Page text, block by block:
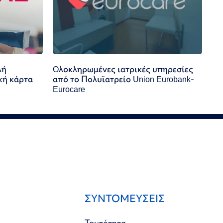
κάρτα
Oλοκληρωμένες ιατρικές υπηρεσίες
από το Πολυϊατρείο Union Eurobank-
Eurocare
ΣΥΝΤΟΜΕΥΣΕΙΣ